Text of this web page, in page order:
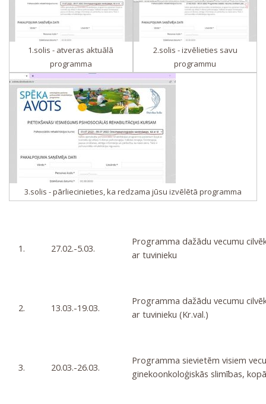
1.solis - atveras aktuālā
programma
2.solis - izvēlieties savu
programmu
3.solis - pārliecinieties, ka redzama jūsu izvēlētā programma
1. 27.02.-5.03.
Programma dažādu vecumu
ar tuvinieku
2. 13.03.-19.03.
Programma dažādu vecumu
ar tuvinieku (Kr.val.)
3. 20.03.-26.03.
Programma sievietēm visiem
ginekoonkoloģiskās slimības,